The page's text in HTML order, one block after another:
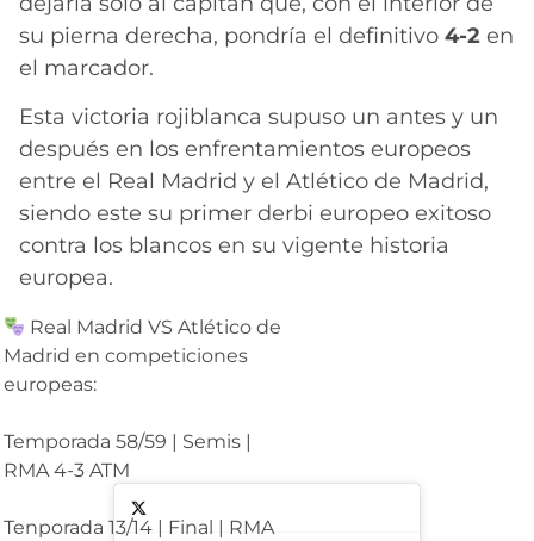
su pierna derecha, pondría el definitivo 4-2 en
el marcador.
Esta victoria rojiblanca supuso un antes y un
después en los enfrentamientos europeos
entre el Real Madrid y el Atlético de Madrid,
siendo este su primer derbi europeo exitoso
contra los blancos en su vigente historia
europea.
Real Madrid VS Atlético de
Madrid en competiciones
europeas:
Temporada 58/59 | Semis |
RMA 4-3 ATM
Tenporada 13/14 | Final | RMA